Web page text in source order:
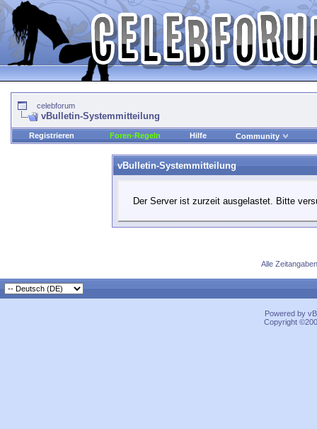
celebforum
vBulletin-Systemmitteilung
Registrieren Foren-Regeln Hilfe Community
vBulletin-Systemmitteilung
Der Server ist zurzeit ausgelastet. Bitte
Alle
Powered by
Copyright